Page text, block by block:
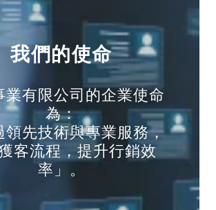
我們的使命
業有限公司的企業使命
為：
領先技術與專業服務，
客流程，提升行銷效
率」。